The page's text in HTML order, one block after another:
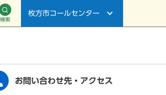
検索
枚方市コールセンター
お問い合わせ先・アクセス